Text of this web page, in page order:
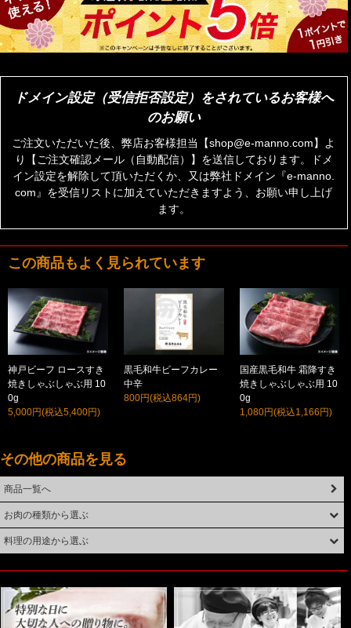
ドメイン設定（受信拒否設定）をされているお客様へ
のお願い
ご注文いただいた後、弊店お客様担当【shop@e-manno.com】よ
り【ご注文確認メール（自動配信）】を送信しております。ドメ
イン設定を解除して頂いただくか、又は弊社ドメイン『e-manno.
com』を受信リストに加えていただきますよう、お願い申し上げ
ます。
この商品もよく見られています
神戸ビーフ ロースすき
焼きしゃぶしゃぶ用 10
0g
5,000円(税込5,400円)
黒毛和牛ビーフカレー
中辛
800円(税込864円)
国産黒毛和牛 霜降すき
焼きしゃぶしゃぶ用 10
0g
1,080円(税込1,166円)
その他の商品を見る
商品一覧へ
お肉の種類から選ぶ
料理の用途から選ぶ